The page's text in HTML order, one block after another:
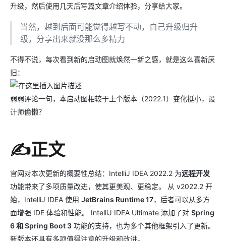
升级，然后使用几天后写篇文章介绍体验，分享给大家。
当然，越到后面可能觉得越写不动，自己升级归升
级，分享出来就没那么多精力
不得不说，每次看到新的启动图就焕然一新之感，就是这么喜新厌
旧：
弱弱评论一句，本启动图相较于上个版本（2022.1）变化挺小，设
计师偷懒？
✍正文
官网对本次更新的概要性总结：IntelliJ IDEA 2022.2 为远程开发
功能带来了多项质量改进，使其更美观、更稳定。 从 v2022.2 开
始，IntelliJ IDEA 使用 JetBrains Runtime 17，后者可以从多方
面增强 IDE 体验和性能。 IntelliJ IDEA Ultimate 添加了对 Spring
6 和 Spring Boot 3 功能的支持，也为多个其他框架引入了更新。
新版本还具有多项值得注意的升级和改进。